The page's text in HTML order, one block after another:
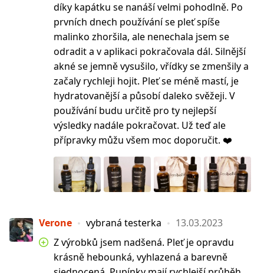
díky kapátku se nanáší velmi pohodlně. Po
prvních dnech používání se pleť spíše
malinko zhoršila, ale nenechala jsem se
odradit a v aplikaci pokračovala dál. Silnější
akné se jemně vysušilo, vřídky se zmenšily a
začaly rychleji hojit. Pleť se méně mastí, je
hydratovanější a působí daleko svěžeji. V
používání budu určitě pro ty nejlepší
výsledky nadále pokračovat. Už teď ale
přípravky můžu všem moc doporučit. ❤️
Verone vybraná testerka
13.03.2023
Z výrobků jsem nadšená. Pleť je opravdu
krásně hebounká, vyhlazená a barevně